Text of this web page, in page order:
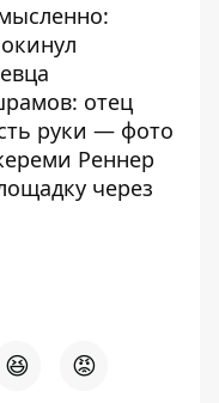
отец
руки — фото
Реннер
через
😆 😡